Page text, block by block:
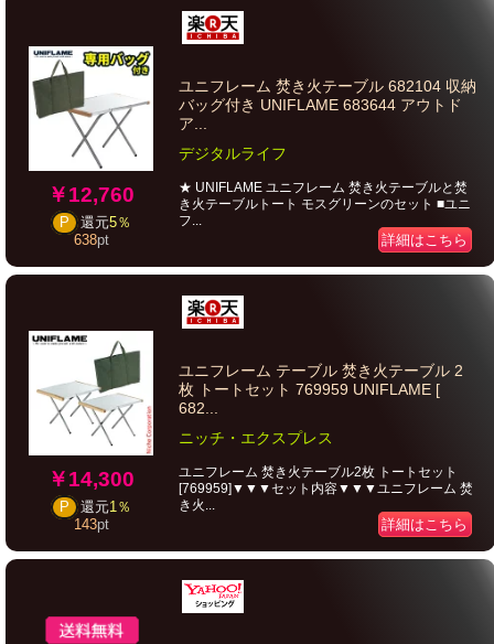
￥12,760
P 還元5％
638pt
ユニフレーム 焚き火テーブル 682104 収納
バッグ付き UNIFLAME 683644 アウトド
ア...
デジタルライフ
★ UNIFLAME ユニフレーム 焚き火テーブルと焚
き火テーブルトート モスグリーンのセット ■ユニ
フ...
詳細はこちら
￥14,300
P 還元1％
143pt
ユニフレーム テーブル 焚き火テーブル 2
枚 トートセット 769959 UNIFLAME [
682...
ニッチ・エクスプレス
ユニフレーム 焚き火テーブル2枚 トートセット
[769959]▼▼▼セット内容▼▼▼ユニフレーム 焚
き火...
詳細はこちら